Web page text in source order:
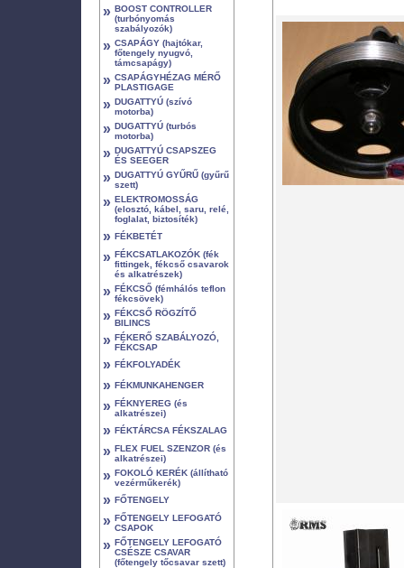
» BOOST CONTROLLER
(turbónyomás
szabályozók)
» CSAPÁGY (hajtókar,
főtengely nyugvó,
támcsapágy)
» CSAPÁGYHÉZAG MÉRŐ
PLASTIGAGE
» DUGATTYÚ (szívó
motorba)
» DUGATTYÚ (turbós
motorba)
» DUGATTYÚ CSAPSZEG
ÉS SEEGER
» DUGATTYÚ GYŰRŰ (gyűrű
szett)
» ELEKTROMOSSÁG
(elosztó, kábel, saru, relé,
foglalat, biztosíték)
» FÉKBETÉT
» FÉKCSATLAKOZÓK (fék
fittingek, fékcső csavarok
és alkatrészek)
» FÉKCSŐ (fémhálós teflon
fékcsövek)
» FÉKCSŐ RÖGZÍTŐ
BILINCS
» FÉKERŐ SZABÁLYOZÓ,
FÉKCSAP
» FÉKFOLYADÉK
» FÉKMUNKAHENGER
» FÉKNYEREG (és
alkatrészei)
» FÉKTÁRCSA FÉKSZALAG
» FLEX FUEL SZENZOR (és
alkatrészei)
» FOKOLÓ KERÉK (állítható
vezérműkerék)
» FŐTENGELY
» FŐTENGELY LEFOGATÓ
CSAPOK
» FŐTENGELY LEFOGATÓ
CSÉSZE CSAVAR
(főtengely tőcsavar szett)